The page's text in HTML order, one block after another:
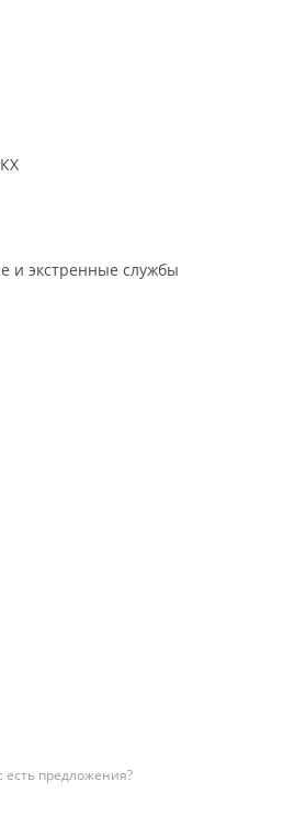
и экстренные службы
предложения?